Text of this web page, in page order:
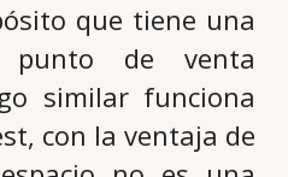
que tiene una
de venta
similar funciona
con la ventaja de